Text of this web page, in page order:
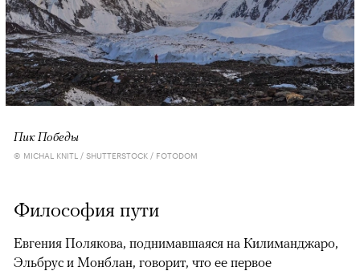
Пик Победы
© MICHAL KNITL / SHUTTERSTOCK / FOTODOM
Философия пути
Евгения Полякова, поднимавшаяся на Килиманджаро,
Эльбрус и Монблан, говорит, что ее первое